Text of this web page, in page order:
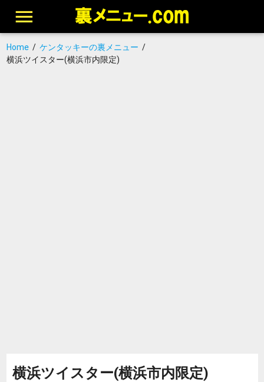
Home/ ケンタッキーの裏メニュー /
横浜ツイスター(横浜市内限定)
横浜ツイスター(横浜市内限定)